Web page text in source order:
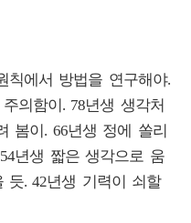
칙에서 방법을 연구해야.
의함이. 78년생 생각처
봄이. 66년생 정에 쏠리
년생 짧은 생각으로 움
듯. 42년생 기력이 쇠할